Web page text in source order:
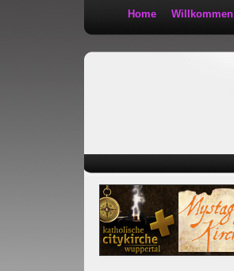
Home Willkommen